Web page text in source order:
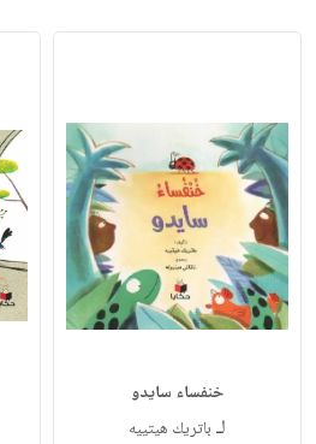
خنفساء سايدو
لـ باتريك هيتييه